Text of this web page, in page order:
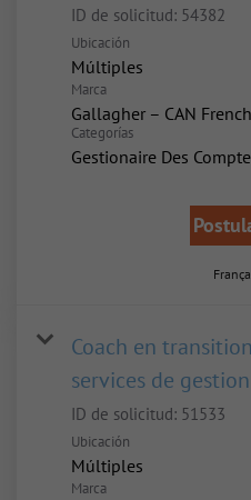
ID de solicitud: 54382
Ubicación
Múltiples
Marca
Gallagher – CAN
Categorías
Gestionaire Des
Coach en
services de
ID de solicitud: 51533
Ubicación
Múltiples
Marca